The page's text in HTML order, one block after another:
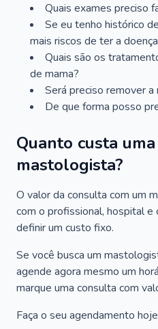
Quais exames preciso
Se eu tenho histórico
mais riscos de ter a
Quais são os
de mama?
Será preciso remover a
De que forma posso
Quanto custa
mastologista?
O valor da consulta com um
com o profissional, hospital e
definir um custo fixo.
Se você busca um
agende agora mesmo um
marque uma consulta com
Faça o seu agendamento